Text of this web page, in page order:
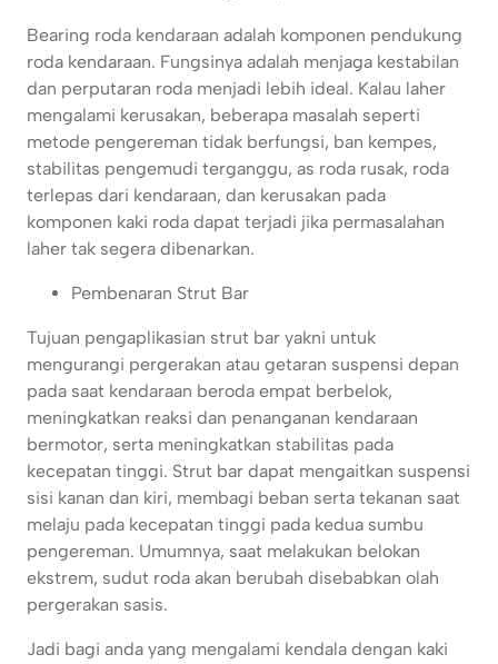
Bearing roda kendaraan adalah komponen pendukung
roda kendaraan. Fungsinya adalah menjaga kestabilan
dan perputaran roda menjadi lebih ideal. Kalau laher
mengalami kerusakan, beberapa masalah seperti
metode pengereman tidak berfungsi, ban kempes,
stabilitas pengemudi terganggu, as roda rusak, roda
terlepas dari kendaraan, dan kerusakan pada
komponen kaki roda dapat terjadi jika permasalahan
laher tak segera dibenarkan.
Pembenaran Strut Bar
Tujuan pengaplikasian strut bar yakni untuk
mengurangi pergerakan atau getaran suspensi depan
pada saat kendaraan beroda empat berbelok,
meningkatkan reaksi dan penanganan kendaraan
bermotor, serta meningkatkan stabilitas pada
kecepatan tinggi. Strut bar dapat mengaitkan suspensi
sisi kanan dan kiri, membagi beban serta tekanan saat
melaju pada kecepatan tinggi pada kedua sumbu
pengereman. Umumnya, saat melakukan belokan
ekstrem, sudut roda akan berubah disebabkan olah
pergerakan sasis.
Jadi bagi anda yang mengalami kendala dengan kaki